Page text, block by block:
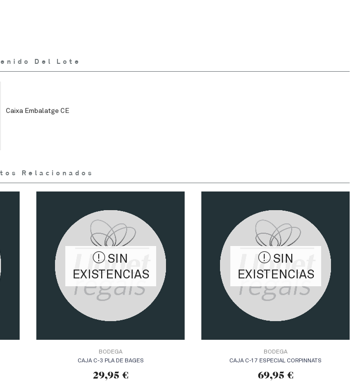
Del Lote
Caixa Embalatge CE
Relacionados
SIN
EXISTENCIAS
BODEGA
CAJA C-3 PLA DE BAGES
29,95 €
SIN
EXISTENCIAS
BODEGA
CAJA C-17 ESPECIAL CORPINNATS
69,95 €